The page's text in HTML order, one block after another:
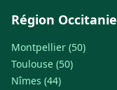
Région Occitanie
Montpellier (50)
Toulouse (50)
Nîmes (44)